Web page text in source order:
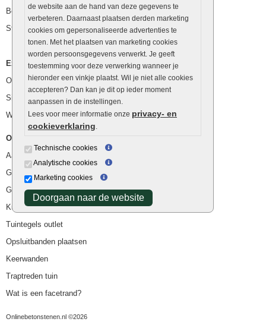
de website aan de hand van deze gegevens te
verbeteren. Daarnaast plaatsen derden marketing
cookies om gepersonaliseerde advertenties te
tonen. Met het plaatsen van marketing cookies
worden persoonsgegevens verwerkt. Je geeft
toestemming voor deze verwerking wanneer je
hieronder een vinkje plaatst. Wil je niet alle cookies
accepteren? Dan kan je dit op ieder moment
aanpassen in de instellingen.
Lees voor meer informatie onze privacy- en
cookieverklaring.
Technische cookies
Analytische cookies
Marketing cookies
Doorgaan naar de website
Betonblokken
Stapelstenen
Extra benodigdheden
Ophoogzand
Siergrind en siersplit
Waterafvoer
Overig
Aanbiedingen
Goedkope bestrating
Goedkope tuintegels
Kunstgras
Tuintegels outlet
Opsluitbanden plaatsen
Keerwanden
Traptreden tuin
Wat is een facetrand?
Onlinebetonstenen.nl ©2026